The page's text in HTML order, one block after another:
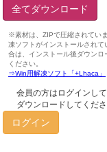
全てダウンロード
会員の方はログインして
ダウンロードしてくださ
ログイン